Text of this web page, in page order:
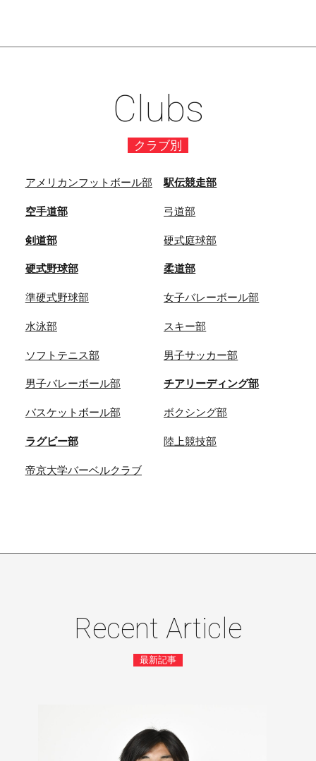
Clubs
クラブ別
アメリカンフットボール部 駅伝競走部
空手道部 弓道部
剣道部 硬式庭球部
硬式野球部 柔道部
準硬式野球部 女子バレーボール部
水泳部 スキー部
ソフトテニス部 男子サッカー部
男子バレーボール部 チアリーディング部
バスケットボール部 ボクシング部
ラグビー部 陸上競技部
帝京大学バーベルクラブ
Recent Article
最新記事